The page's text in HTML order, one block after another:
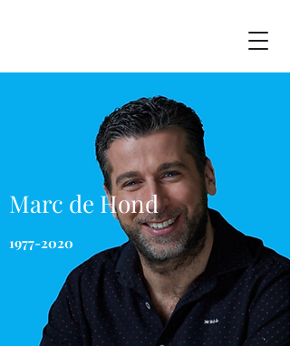
Marc de Hond
1977-2020